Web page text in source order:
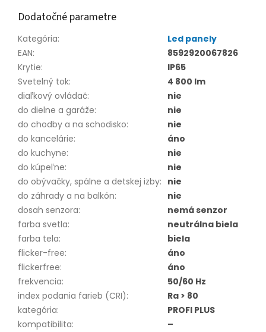
Dodatočné parametre
Kategória:
Led panely
EAN:
8592920067826
Krytie:
IP65
Svetelný tok:
4 800 lm
diaľkový ovládač:
nie
do dielne a garáže:
nie
do chodby a na schodisko:
nie
do kancelárie:
áno
do kuchyne:
nie
do kúpeľne:
nie
do obývačky, spálne a detskej izby: nie
do záhrady a na balkón:
nie
dosah senzora:
nemá senzor
farba svetla:
neutrálna biela
farba tela:
biela
flicker-free:
áno
flickerfree:
áno
frekvencia:
50/60 Hz
index podania farieb (CRI):
Ra > 80
kategória:
PROFI PLUS
kompatibilita:
–